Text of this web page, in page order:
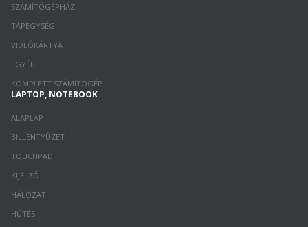
SZÁMÍTÓGÉPHÁZ
TÁPEGYSÉG
VIDEÓKÁRTYA
EGYÉB
KOMPLETT SZÁMÍTÓGÉP
LAPTOP, NOTEBOOK
ALAPLAP
BILLENTYŰZET
TOUCHPAD
KIJELZŐ
HÁLÓZAT
HŰTÉS